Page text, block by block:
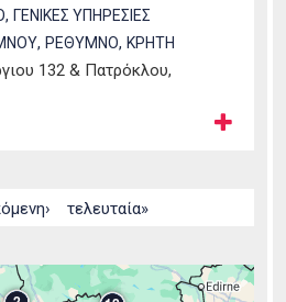
, ΓΕΝΙΚΕΣ ΥΠΗΡΕΣΙΕΣ
, ΡΕΘΥΜΝΟ, ΚΡΗΤΗ
132 & Πατρόκλου,
τελευταία»